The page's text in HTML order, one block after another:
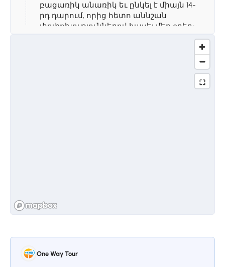
բացառիկ անառիկ եւ ընկել է միայն 14-
րդ դարում, որից հետո աննշան
փոփոխություններով հասել մեր օրեր։
թվականի սբ. Աստվածածին եկեղեցուց,
Եկեղեցին կառուցվել է X դարում
Վահրամյան ընտանիքի կողմից, որի
Այն հանդիսանում է դասական
օրինակ՝ մեծ կենտրոնական գմբեթով և
One Way Tour